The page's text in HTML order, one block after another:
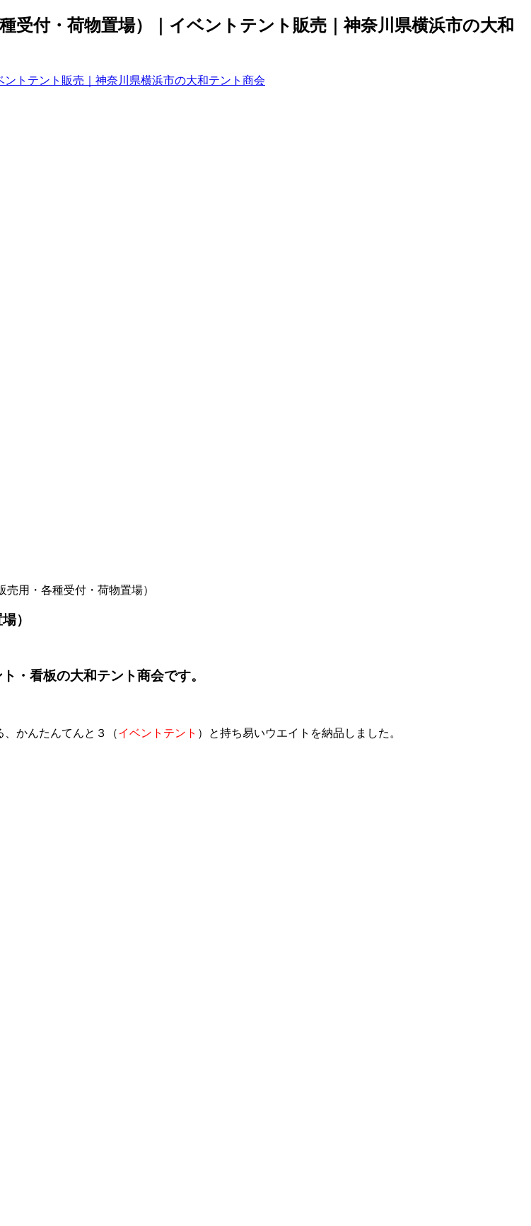
受付・荷物置場）｜イベントテント販売｜神奈川県横浜市の大和
用・各種受付・荷物置場）
）
・看板の大和テント商会です。
かんたんてんと３（イベントテント ）と持ち易いウエイトを納品しました。